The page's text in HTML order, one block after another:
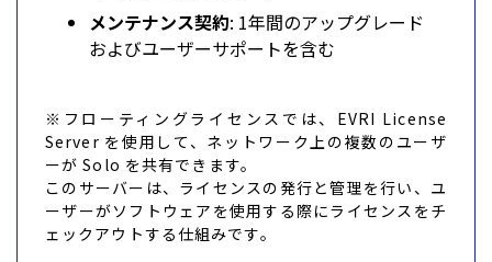
メンテナンス契約: 1年間のアップグレード
およびユーザーサポートを含む
※フローティングライセンスでは、EVRI License
Server を使用して、ネットワーク上の複数のユーザ
ーが Solo を共有できます。
このサーバーは、ライセンスの発行と管理を行い、ユ
ーザーがソフトウェアを使用する際にライセンスをチ
ェックアウトする仕組みです。 ​